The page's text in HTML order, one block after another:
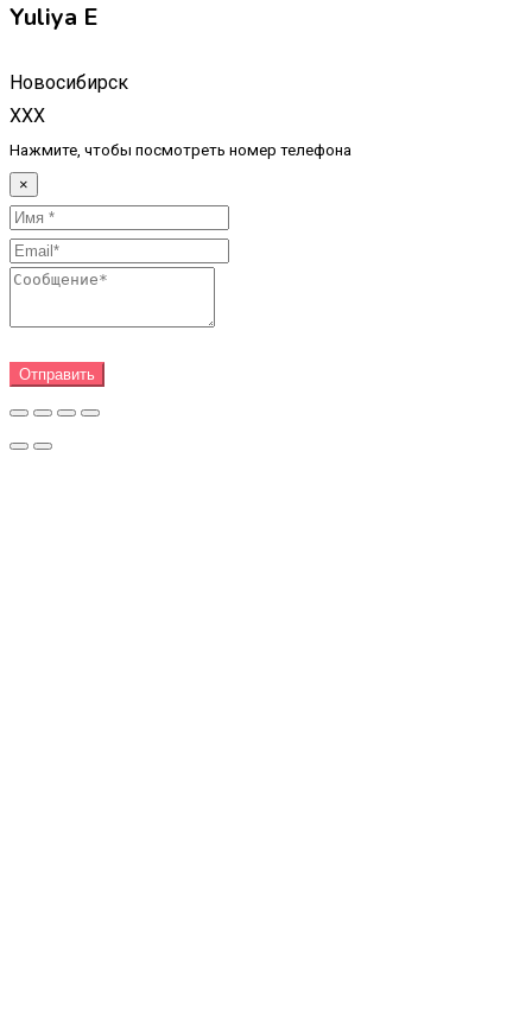
Yuliya E
Новосибирск
XXX
Нажмите, чтобы посмотреть номер телефона
×
Отправить